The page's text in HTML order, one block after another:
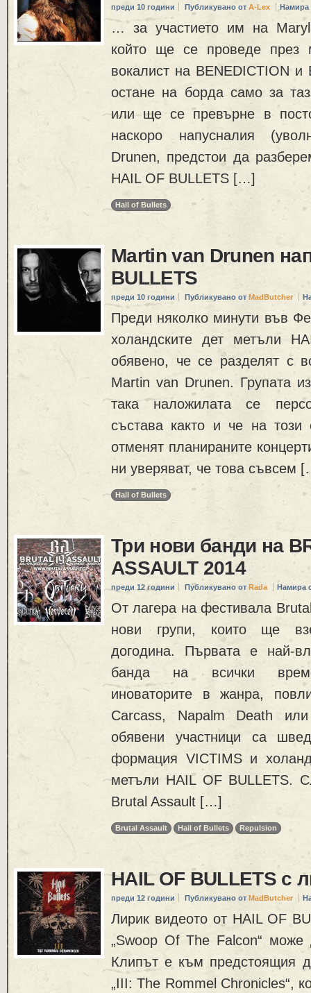
преди 10 години Публикувано от A-Lex Намира
… за участието им на
който ще се проведе през
вокалист на BENEDICTION
остане на борда само за
или ще се превърне в
наскоро напусналия
Drunen, предстои да
HAIL OF BULLETS […]
Hail of Bullets
Martin van Drunen
BULLETS
преди 10 години Публикувано от MadButcher
Преди няколко минути във
холандските дет метъли
обявено, че се разделят с
Martin van Drunen. Групата
така наложилата се
състава както и че на
отменят планираните
ни уверяват, че това съвсем
Hail of Bullets
Три нови банди на
ASSAULT 2014
преди 12 години Публикувано от Rada Намира
От лагера на фестивала
нови групи, които ще
догодина. Първата е най-
банда на всички
иноваторите в жанра,
Carcass, Napalm Death или
обявени участници са
формация VICTIMS и
метъли HAIL OF BULLETS.
Brutal Assault […]
Brutal Assault Hail of Bullets Repulsion
HAIL OF BULLETS с
преди 12 години Публикувано от MadButcher
Лирик видеото от HAIL OF
„Swoop Of The Falcon“ може
Клипът е към предстоящия
„III: The Rommel Chronicles“,